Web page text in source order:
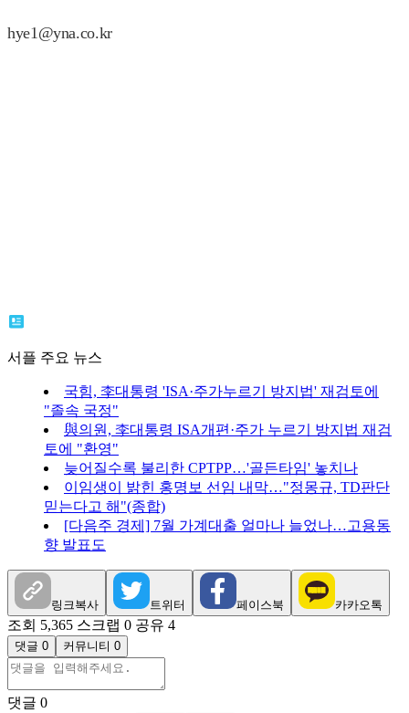
hye1@yna.co.kr
서플 주요 뉴스
국힘, 李대통령 'ISA·주가누르기 방지법' 재검토에
"졸속 국정"
與의원, 李대통령 ISA개편·주가 누르기 방지법 재검
토에 "환영"
늦어질수록 불리한 CPTPP…'골든타임' 놓치나
이임생이 밝힌 홍명보 선임 내막…"정몽규, TD판단
믿는다고 해"(종합)
[다음주 경제] 7월 가계대출 얼마나 늘었나…고용동
향 발표도
링크복사 트위터 페이스북 카카오톡
조회 5,365 스크랩 0 공유 4
댓글 0 커뮤니티 0
댓글 0